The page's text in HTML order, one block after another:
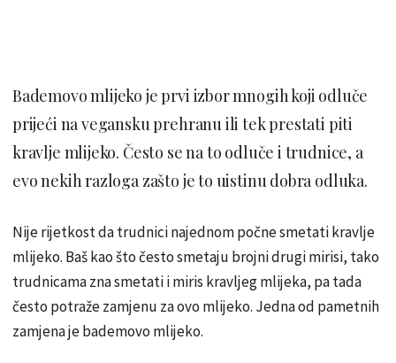
Bademovo mlijeko je prvi izbor mnogih koji odluče
prijeći na vegansku prehranu ili tek prestati piti
kravlje mlijeko. Često se na to odluče i trudnice, a
evo nekih razloga zašto je to uistinu dobra odluka.
Nije rijetkost da trudnici najednom počne smetati kravlje
mlijeko. Baš kao što često smetaju brojni drugi mirisi, tako
trudnicama zna smetati i miris kravljeg mlijeka, pa tada
često potraže zamjenu za ovo mlijeko. Jedna od pametnih
zamjena je bademovo mlijeko.